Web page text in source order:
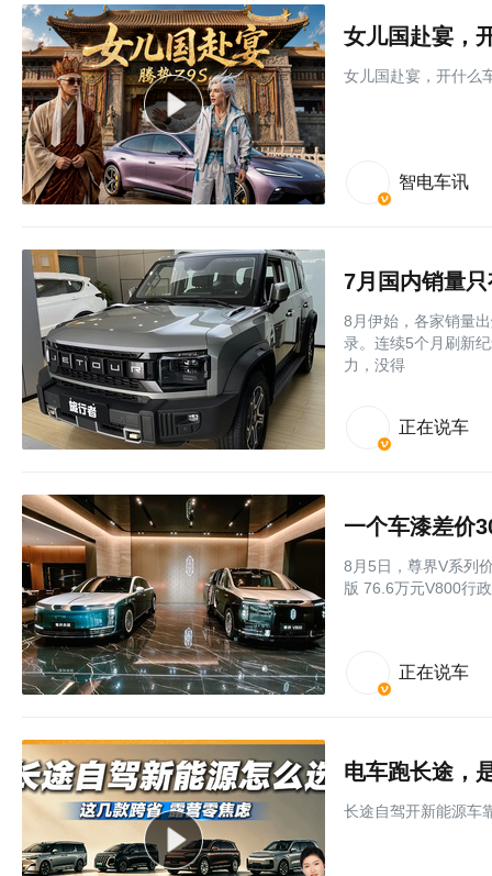
女儿国赴宴，
女儿国赴宴，开什么
智电车讯
7月国内销量
8月伊始，各家销量
录。连续5个月刷新
力，没得
正在说车
8月5日，尊界V系列
版 76.6万元V800行
正在说车
电车跑长途，
长途自驾开新能源车